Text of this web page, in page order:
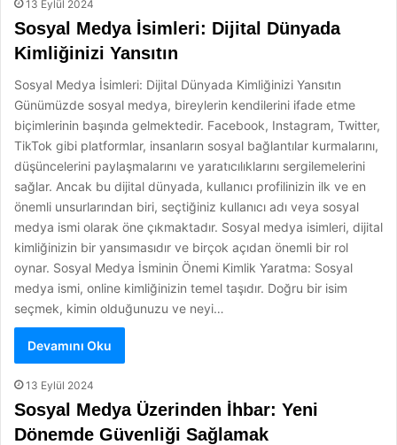
13 Eylül 2024
Sosyal Medya İsimleri: Dijital Dünyada
Kimliğinizi Yansıtın
Sosyal Medya İsimleri: Dijital Dünyada Kimliğinizi Yansıtın
Günümüzde sosyal medya, bireylerin kendilerini ifade etme
biçimlerinin başında gelmektedir. Facebook, Instagram, Twitter,
TikTok gibi platformlar, insanların sosyal bağlantılar kurmalarını,
düşüncelerini paylaşmalarını ve yaratıcılıklarını sergilemelerini
sağlar. Ancak bu dijital dünyada, kullanıcı profilinizin ilk ve en
önemli unsurlarından biri, seçtiğiniz kullanıcı adı veya sosyal
medya ismi olarak öne çıkmaktadır. Sosyal medya isimleri, dijital
kimliğinizin bir yansımasıdır ve birçok açıdan önemli bir rol
oynar. Sosyal Medya İsminin Önemi Kimlik Yaratma: Sosyal
medya ismi, online kimliğinizin temel taşıdır. Doğru bir isim
seçmek, kimin olduğunuzu ve neyi…
Devamını Oku
13 Eylül 2024
Sosyal Medya Üzerinden İhbar: Yeni
Dönemde Güvenliği Sağlamak